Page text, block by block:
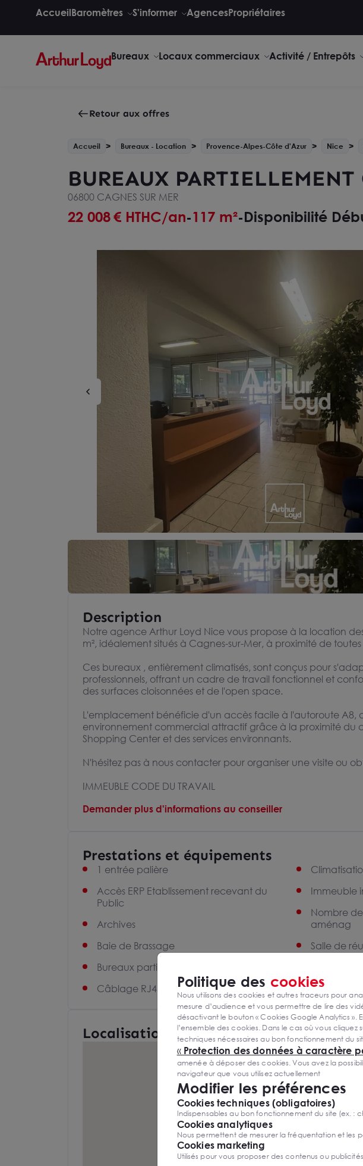
AccueilBaromètres S'informer AgencesPropriétaires
Bureaux Locaux commerciaux Activité / Entrepôts
Retour aux offres
Accueil Bureaux - Location Provence-Alpes-Côte d'Azur Nice
BUREAUX
06800 CAGNES SUR MER
22 008€ HTHC/an-117 m²-Disponibilité
Description
Notre agence Arthur Loyd Nice vous propose à la location
m², idéalement situés à Cagnes-sur-Mer, à proximité de
Ces bureaux , entièrement climatisés, sont conçus pour
professionnels, offrant un cadre de travail fonctionnel et
des surfaces cloisonnées et de l'open space.
L'emplacement bénéficie d'un accès facile à l'autoroute A8,
environnement commercial attractif grâce à la proximité du
Shopping Center et des services environnants.
N'hésitez pas à nous contacter pour organiser une visite ou
IMMEUBLE CODE DU TRAVAIL
Demander plus d'informations au conseiller
Prestations et équipements
1 entrée palière
Accès ERP Etablissement recevant du
Public
Archives
Baie de Brassage
Bureaux partiellement cloisonnés
Câblage RJ45
Immeuble
Nombre
aménag
Salle de
Localisation et Transports
Politique des cookies
Nous utilisons des cookies et autres traceurs pour
mesure d’audience et vous permettre de lire des
désactivant le bouton « Cookies Google Analytics ».
l’ensemble des cookies. Dans le cas où vous cliquez
techniques nécessaires au bon fonctionnement du
« Protection des données à caractère
amenée à déposer des cookies. Vous avez la
navigateur que vous utilisez actuellement
Modifier les préférences
Cookies techniques (obligatoires)
Indispensables au bon fonctionnement du site (ex.
Cookies analytiques
Nous permettent de mesurer la fréquentation et les
Cookies marketing
Utilisés pour vous proposer des contenus ou